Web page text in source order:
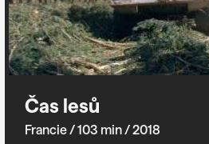
Čas lesů
Francie/ 103 min/ 2018